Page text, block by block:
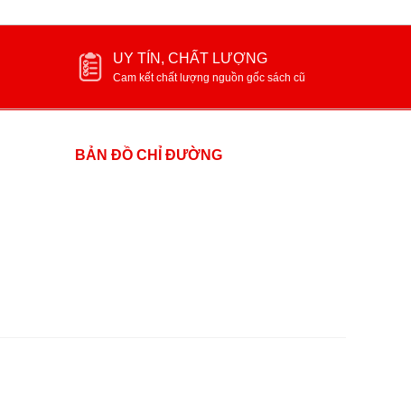
UY TÍN, CHẤT LƯỢNG
Cam kết chất lượng nguồn gốc sách cũ
BẢN ĐỒ CHỈ ĐƯỜNG